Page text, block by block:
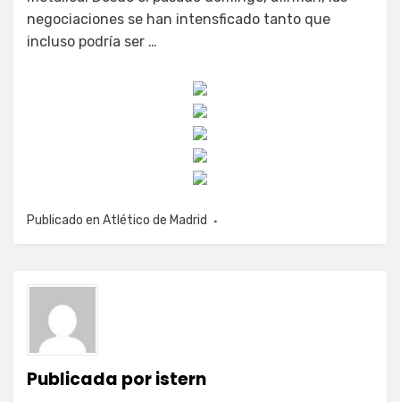
negociaciones se han intensficado tanto que
incluso podría ser …
Publicado en Atlético de Madrid
Publicada poristern